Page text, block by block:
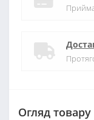
Огляд товару